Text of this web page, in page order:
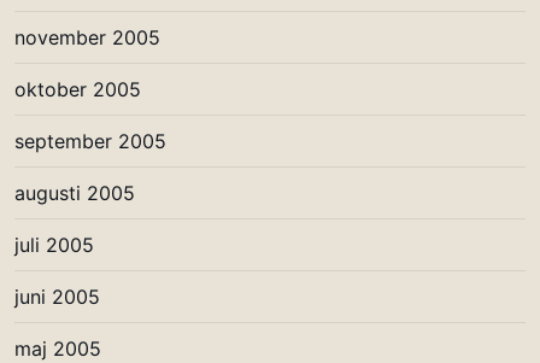
november 2005
oktober 2005
september 2005
augusti 2005
juli 2005
juni 2005
maj 2005